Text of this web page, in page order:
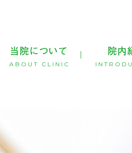
当院について
ABOUT CLINIC
院内